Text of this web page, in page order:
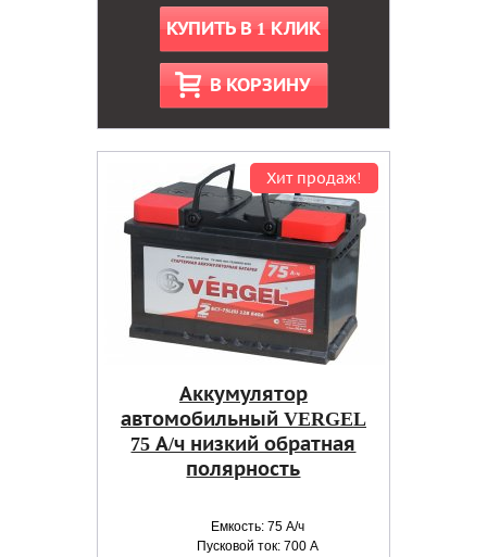
КУПИТЬ В 1 КЛИК
В КОРЗИНУ
Хит продаж!
Аккумулятор
автомобильный VERGEL
75 А/ч низкий обратная
полярность
Емкость: 75 А/ч
Пусковой ток: 700 А